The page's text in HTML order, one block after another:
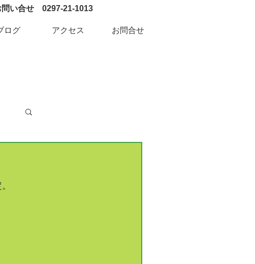
問い合せ 0297-21-1013
ログ アクセス お問合せ